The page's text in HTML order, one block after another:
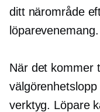
ditt närområde
löparevenemang.
När det kommer
verktyg. Löpare